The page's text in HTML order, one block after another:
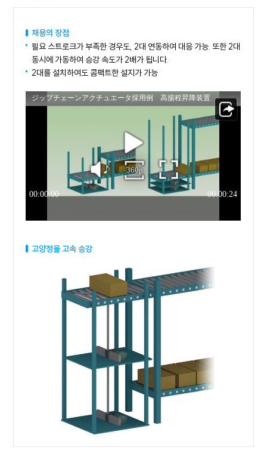
채용의 장점
필요 스트로크가 부족한 경우도, 2대 연동하여 대응 가능. 또한 2대
동시에 가동하여 승강 속도가 2배가 됩니다.
2대를 설치하여도 콤팩트한 설지가 가능
고양정을 고속 승강